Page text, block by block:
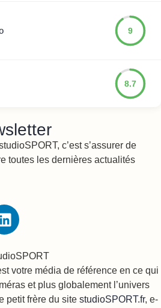
9
8.7
c’est s’assurer de
toutes les dernières actualités
votre média de référence en ce qui
et plus globalement l’univers
petit frère du site studioSPORT.fr, e-